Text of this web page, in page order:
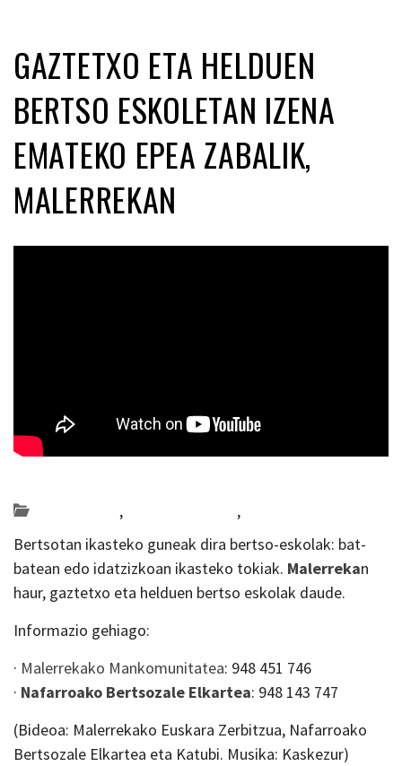
GAZTETXO ETA HELDUEN
BERTSO ESKOLETAN IZENA
EMATEKO EPEA ZABALIK,
MALERREKAN
, ,
Bertsotan ikasteko guneak dira bertso-eskolak: bat-
batean edo idatzizkoan ikasteko tokiak. Malerrekan
haur, gaztetxo eta helduen bertso eskolak daude.
Informazio gehiago:
· Malerrekako Mankomunitatea: 948 451 746
· Nafarroako Bertsozale Elkartea: 948 143 747
(Bideoa: Malerrekako Euskara Zerbitzua, Nafarroako
Bertsozale Elkartea eta Katubi. Musika: Kaskezur)